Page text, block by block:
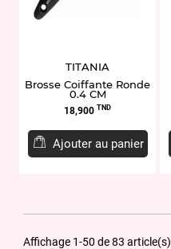
TITANIA
Brosse Coiffante Ronde
0.4 CM
Prix
18,900 TND
Ajouter au panier
Affichage 1-50 de 83 article(s)